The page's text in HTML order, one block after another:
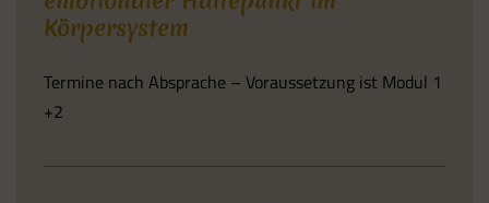
Körpersystem
Termine nach Absprache – Voraussetzung ist Modul 1
+2